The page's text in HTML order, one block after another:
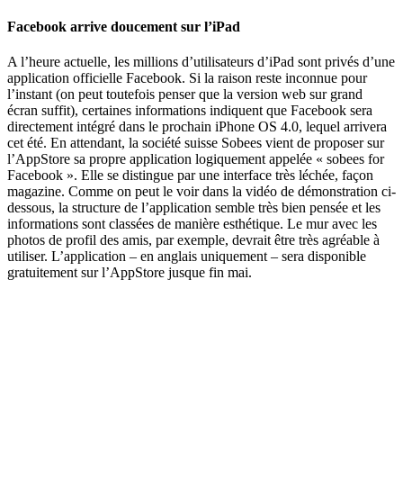
Facebook arrive doucement sur l’iPad
A l’heure actuelle, les millions d’utilisateurs d’iPad sont privés d’une
application officielle Facebook. Si la raison reste inconnue pour
l’instant (on peut toutefois penser que la version web sur grand
écran suffit), certaines informations indiquent que Facebook sera
directement intégré dans le prochain iPhone OS 4.0, lequel arrivera
cet été. En attendant, la société suisse Sobees vient de proposer sur
l’AppStore sa propre application logiquement appelée « sobees for
Facebook ». Elle se distingue par une interface très léchée, façon
magazine. Comme on peut le voir dans la vidéo de démonstration ci-
dessous, la structure de l’application semble très bien pensée et les
informations sont classées de manière esthétique. Le mur avec les
photos de profil des amis, par exemple, devrait être très agréable à
utiliser. L’application – en anglais uniquement – sera disponible
gratuitement sur l’AppStore jusque fin mai.